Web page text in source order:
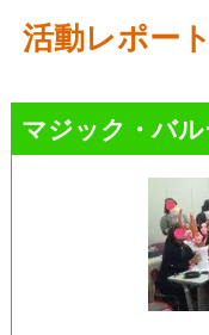
活動レポート
マジック・バル